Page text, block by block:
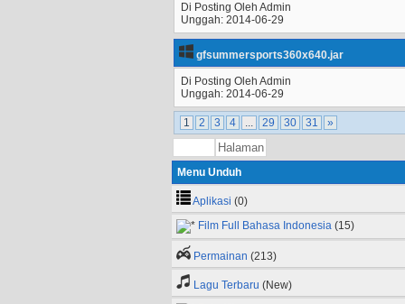
Di Posting Oleh Admin
Unggah: 2014-06-29
gfsummersports360x640.jar
Di Posting Oleh Admin
Unggah: 2014-06-29
1 2 3 4 ... 29 30 31 »
Menu Unduh
Aplikasi (0)
Film Full Bahasa Indonesia (15)
Permainan (213)
Lagu Terbaru (New)